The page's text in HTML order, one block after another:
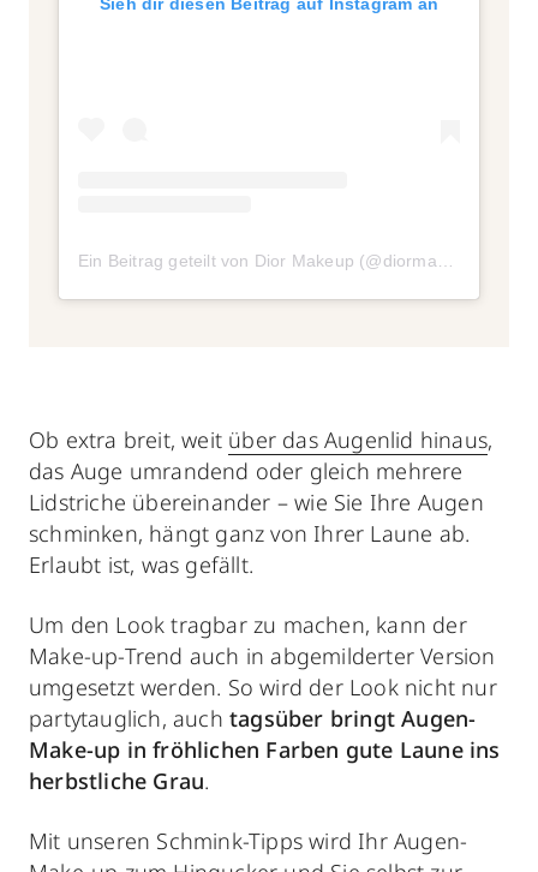
Ob extra breit, weit über das Augenlid hinaus,
das Auge umrandend oder gleich mehrere
Lidstriche übereinander – wie Sie Ihre Augen
schminken, hängt ganz von Ihrer Laune ab.
Erlaubt ist, was gefällt.
Um den Look tragbar zu machen, kann der
Make-up-Trend auch in abgemilderter Version
umgesetzt werden. So wird der Look nicht nur
partytauglich, auch tagsüber bringt Augen-
Make-up in fröhlichen Farben gute Laune ins
herbstliche Grau.
Mit unseren Schmink-Tipps wird Ihr Augen-